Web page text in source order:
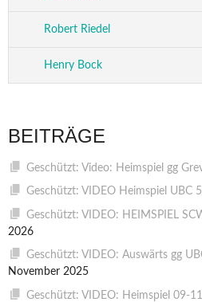
Robert Riedel
Henry Bock
BEITRÄGE
Geschützt: Video: Heimspiel gg
Geschützt: VIDEO Heimspiel UBC
Geschützt: VIDEO: HEIMSPIEL
2026
Geschützt: VIDEO: Auswärts gg
November 2025
Geschützt: VIDEO: Heimspiel 09-